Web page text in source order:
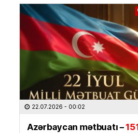
22.07.2026 - 00:02
Azərbaycan mətbuatı –